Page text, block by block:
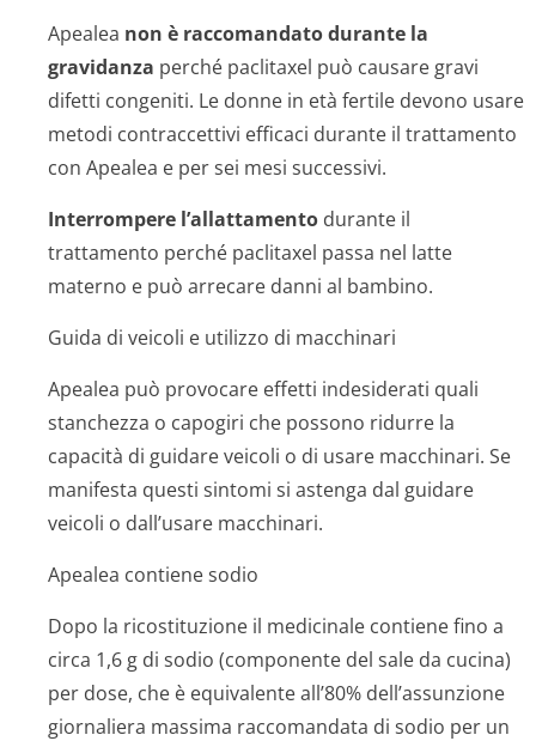
Apealea non è raccomandato durante la
gravidanza perché paclitaxel può causare gravi
difetti congeniti. Le donne in età fertile devono usare
metodi contraccettivi efficaci durante il trattamento
con Apealea e per sei mesi successivi.
Interrompere l’allattamento durante il
trattamento perché paclitaxel passa nel latte
materno e può arrecare danni al bambino.
Guida di veicoli e utilizzo di macchinari
Apealea può provocare effetti indesiderati quali
stanchezza o capogiri che possono ridurre la
capacità di guidare veicoli o di usare macchinari. Se
manifesta questi sintomi si astenga dal guidare
veicoli o dall’usare macchinari.
Apealea contiene sodio
Dopo la ricostituzione il medicinale contiene fino a
circa 1,6 g di sodio (componente del sale da cucina)
per dose, che è equivalente all’80% dell’assunzione
giornaliera massima raccomandata di sodio per un